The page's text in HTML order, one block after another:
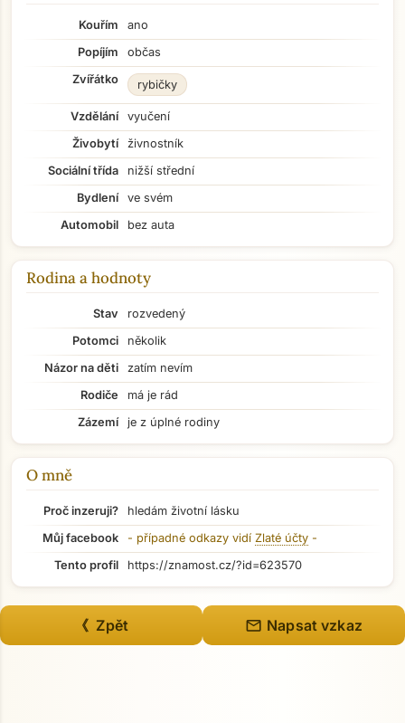
Přejít na hlavní obsah
Kouřím
ano
Popíjím
občas
Zvířátko
rybičky
Vzdělání
vyučení
Živobytí
živnostník
Sociální třída
nižší střední
Bydlení
ve svém
Automobil
bez auta
Rodina a hodnoty
Stav
rozvedený
Potomci
několik
Názor na děti
zatím nevím
Rodiče
má je rád
Zázemí
je z úplné rodiny
O mně
Proč inzeruji?
hledám životní lásku
Můj facebook
- případné odkazy vidí Zlaté účty -
Tento profil
https://znamost.cz/?id=623570
《 Zpět mail Napsat vzkaz